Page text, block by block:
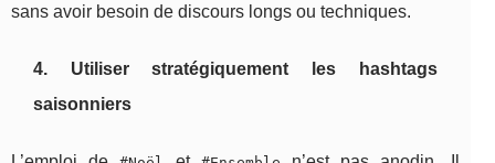
sans avoir besoin de discours longs ou techniques.
4. Utiliser stratégiquement les hashtags
saisonniers